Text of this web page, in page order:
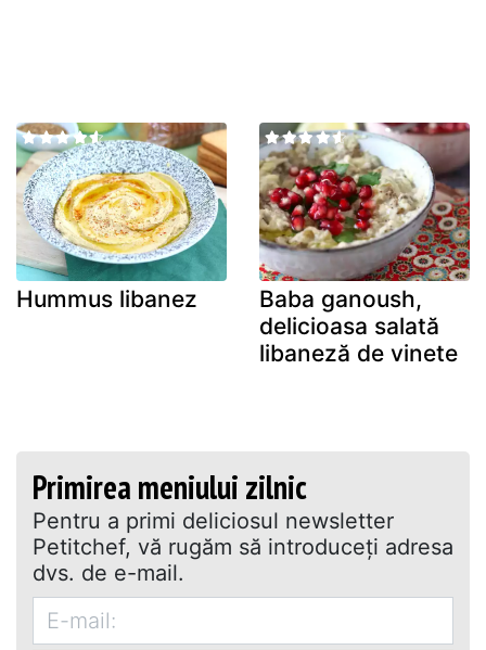
Hummus libanez
Baba ganoush,
delicioasa salată
libaneză de vinete
Primirea meniului zilnic
Pentru a primi deliciosul newsletter
Petitchef, vă rugăm să introduceţi adresa
dvs. de e-mail.